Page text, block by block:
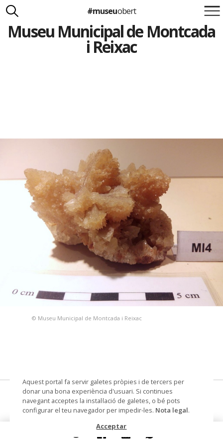
Suma't a la iniciativa
Carlota Royo
#museuobert
Museu Municipal de Montcada
i Reixac
© Museu Municipal de Montcada i Reixac
Calcita
Materials i tècniques lític
Aquest portal fa servir galetes pròpies i de tercers per
donar una bona experiència d'usuari. Si continues
navegant acceptes la instal·lació de galetes, o bé pots
configurar el teu navegador per impedir-les. Nota legal.
Acceptar